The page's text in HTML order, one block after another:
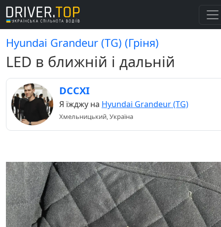
Hyundai Grandeur (TG) (Гріня)
LED в ближній і дальній
DCCXI
Я їжджу на Hyundai Grandeur (TG)
Хмельницький, Україна